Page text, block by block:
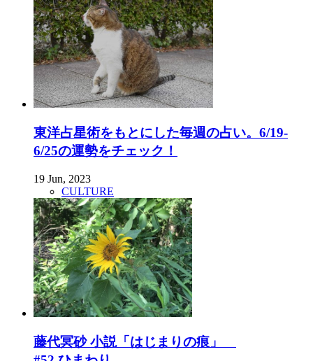
東洋占星術をもとにした毎週の占い。6/19-
6/25の運勢をチェック！
19 Jun, 2023
CULTURE
藤代冥砂 小説「はじまりの痕」